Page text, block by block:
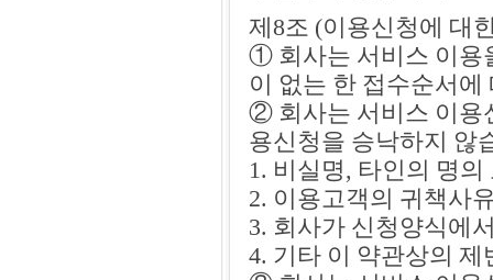
제8조 (이용신청에 대
① 회사는 서비스 이용
이 없는 한 접수순서
② 회사는 서비스 이용
용신청을 승낙하지 않
1. 비실명, 타인의 명
2. 이용고객의 귀책사
3. 회사가 신청양식에
4. 기타 이 약관상의